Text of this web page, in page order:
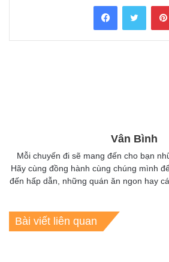
Facebook
Vân Bình
Mỗi chuyến đi sẽ mang đến cho bạn
Hãy cùng đồng hành cùng chúng mình
đến hấp dẫn, những quán ăn ngon hay
Bài viết liên quan